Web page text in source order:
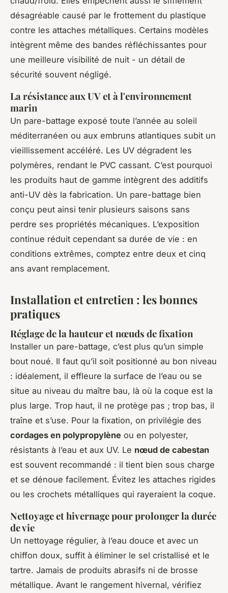
désagréable causé par le frottement du plastique
contre les attaches métalliques. Certains modèles
intègrent même des bandes réfléchissantes pour
une meilleure visibilité de nuit - un détail de
sécurité souvent négligé.
La résistance aux UV et à l'environnement
marin
Un pare-battage exposé toute l’année au soleil
méditerranéen ou aux embruns atlantiques subit un
vieillissement accéléré. Les UV dégradent les
polymères, rendant le PVC cassant. C’est pourquoi
les produits haut de gamme intègrent des additifs
anti-UV dès la fabrication. Un pare-battage bien
conçu peut ainsi tenir plusieurs saisons sans
perdre ses propriétés mécaniques. L’exposition
continue réduit cependant sa durée de vie : en
conditions extrêmes, comptez entre deux et cinq
ans avant remplacement.
Installation et entretien : les bonnes
pratiques
Réglage de la hauteur et nœuds de fixation
Installer un pare-battage, c’est plus qu’un simple
bout noué. Il faut qu’il soit positionné au bon niveau
: idéalement, il effleure la surface de l’eau ou se
situe au niveau du maître bau, là où la coque est la
plus large. Trop haut, il ne protège pas ; trop bas, il
traîne et s’use. Pour la fixation, on privilégie des
cordages en polypropylène ou en polyester,
résistants à l’eau et aux UV. Le nœud de cabestan
est souvent recommandé : il tient bien sous charge
et se dénoue facilement. Évitez les attaches rigides
ou les crochets métalliques qui rayeraient la coque.
Nettoyage et hivernage pour prolonger la durée
de vie
Un nettoyage régulier, à l’eau douce et avec un
chiffon doux, suffit à éliminer le sel cristallisé et le
tartre. Jamais de produits abrasifs ni de brosse
métallique. Avant le rangement hivernal, vérifiez